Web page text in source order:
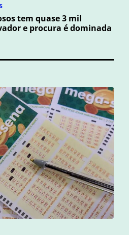
tem quase 3 mil
e procura é dominada